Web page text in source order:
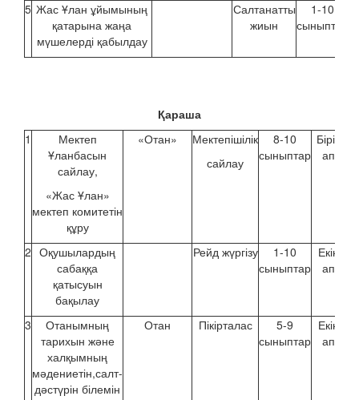
5 Жас Ұлан ұйымының
қатарына жаңа
мүшелерді қабылдау
Салтанатты
жиын
1-10
сыныптар
Қараша
1
Мектеп
Ұланбасын
сайлау,
«Жас Ұлан»
мектеп комитетін
құру
«Отан»
Мектепішілік
сайлау
8-10
сыныптар
Бірінші
апта
2 Оқушылардың
сабаққа
қатысуын
бақылау
Рейд жүргізу
1-10
сыныптар
Екінші
апта
3
Отанымның
тарихын және
халқымның
мәдениетін,салт-
дәстүрін білемін
Отан Пікірталас
5-9
сыныптар
Екінші
апта